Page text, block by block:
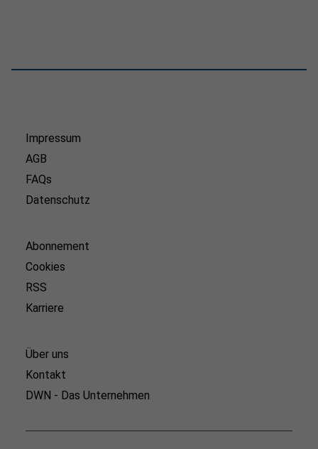
Impressum
AGB
FAQs
Datenschutz
Abonnement
Cookies
RSS
Karriere
Über uns
Kontakt
DWN - Das Unternehmen